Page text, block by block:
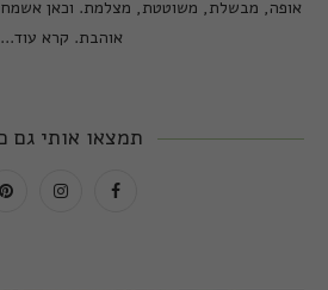
אופה, מבשלת, משוטטת, מצלמת. וכאן
אוהבת. קרא עוד...
תמצאו אותי גם